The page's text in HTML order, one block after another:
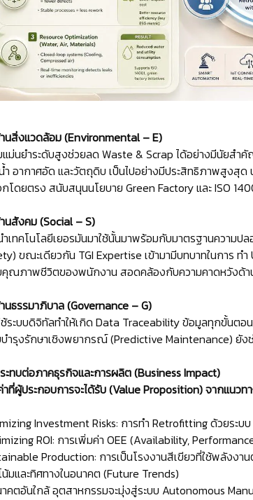
นสิ่งแวดล้อม (Environmental – E)
แม่นยำระดับสูงช่วยลด Waste & Scrap ได้อย่างมีนัยสำ
ำ อากาศอัด และวัตถุดิบ เป็นไปอย่างมีประสิทธิภาพสูงสุ
กโดยตรง สนับสนุนนโยบาย Green Factory และ ISO
นสังคม (Social – S)
ำเทคโนโลยีเยอรมันมาใช้นั้นมาพร้อมกับมาตรฐานความ
ขณะเดียวกัน TGI Expertise เข้ามามีบทบาทในการ ท
คุณภาพชีวิตของพนักงาน สอดคล้องกับความคาดหวังด้า
นธรรมาภิบาล (Governance – G)
ช้ระบบดิจิทัลทำให้เกิด Data Traceability ข้อมูลทุกขั้นตอ
บำรุงรักษาเชิงพยากรณ์ (Predictive Maintenance) ยัง
ะทบต่อภาคธุรกิจและการผลิต (Business Impact)
ที่ผู้ประกอบการจะได้รับ (Value Proposition) จากแนวท
Investment Risks: การทำ Retrofitting ด้วยระบ
ROI: การเพิ่มค่า OEE (Availability,
Production: การเป็นโรงงานสีเขียวที่ใช้พลังงา
มและทิศทางในอนาคต (Future Trends)
าคตอันใกล้ อุตสาหกรรมจะมุ่งสู่ระบบ Autonomous